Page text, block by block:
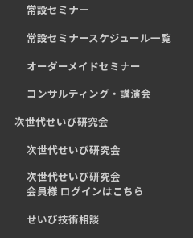
常設セミナー
常設セミナースケジュール一覧
オーダーメイドセミナー
コンサルティング・講演会
次世代せいび研究会
次世代せいび研究会
次世代せいび研究会
会員様 ログインはこちら
せいび技術相談